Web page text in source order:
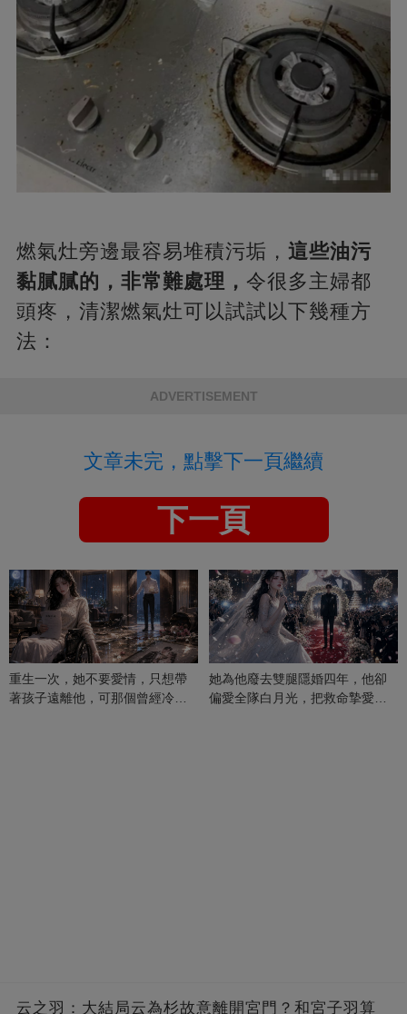
燃氣灶旁邊最容易堆積污垢， 這些油污
黏膩膩的，非常難處理， 令很多主婦都
頭疼，清潔燃氣灶可以試試以下幾種方
法：
ADVERTISEMENT
文章未完，點擊下一頁繼續
下一頁
重生一次，她不要愛情，只想帶
著孩子遠離他，可那個曾經冷漠
她為他廢去雙腿隱婚四年，他卻
偏愛全隊白月光，把救命摯愛當
云之羽：大結局云為杉故意離開宮門？和宮子羽算